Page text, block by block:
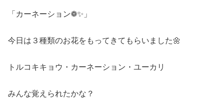
「カーネーション❁✨」
今日は３種類のお花をもってきてもらいました🌼
トルコキキョウ・カーネーション・ユーカリ
みんな覚えられたかな？